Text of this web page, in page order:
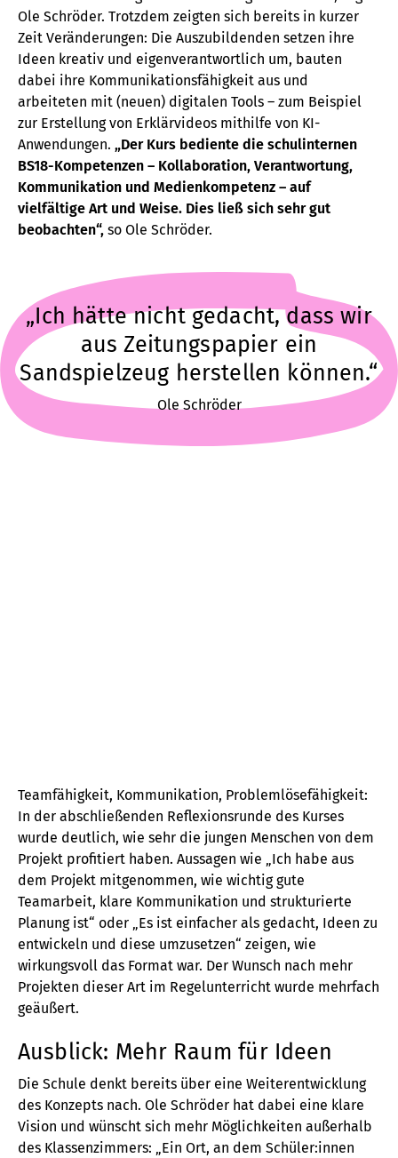
Ole Schröder. Trotzdem zeigten sich bereits in kurzer
Zeit Veränderungen: Die Auszubildenden setzen ihre
Ideen kreativ und eigenverantwortlich um, bauten
dabei ihre Kommunikationsfähigkeit aus und
arbeiteten mit (neuen) digitalen Tools – zum Beispiel
zur Erstellung von Erklärvideos mithilfe von KI-
Anwendungen. „Der Kurs bediente die schulinternen
BS18-Kompetenzen – Kollaboration, Verantwortung,
Kommunikation und Medienkompetenz – auf
vielfältige Art und Weise. Dies ließ sich sehr gut
beobachten“, so Ole Schröder.
„Ich hätte nicht gedacht, dass wir
aus Zeitungspapier ein
Sandspielzeug herstellen können.“
Ole Schröder
Teamfähigkeit, Kommunikation, Problemlösefähigkeit:
In der abschließenden Reflexionsrunde des Kurses
wurde deutlich, wie sehr die jungen Menschen von dem
Projekt profitiert haben. Aussagen wie „Ich habe aus
dem Projekt mitgenommen, wie wichtig gute
Teamarbeit, klare Kommunikation und strukturierte
Planung ist“ oder „Es ist einfacher als gedacht, Ideen zu
entwickeln und diese umzusetzen“ zeigen, wie
wirkungsvoll das Format war. Der Wunsch nach mehr
Projekten dieser Art im Regelunterricht wurde mehrfach
geäußert.
Ausblick: Mehr Raum für Ideen
Die Schule denkt bereits über eine Weiterentwicklung
des Konzepts nach. Ole Schröder hat dabei eine klare
Vision und wünscht sich mehr Möglichkeiten außerhalb
des Klassenzimmers: „Ein Ort, an dem Schüler:innen